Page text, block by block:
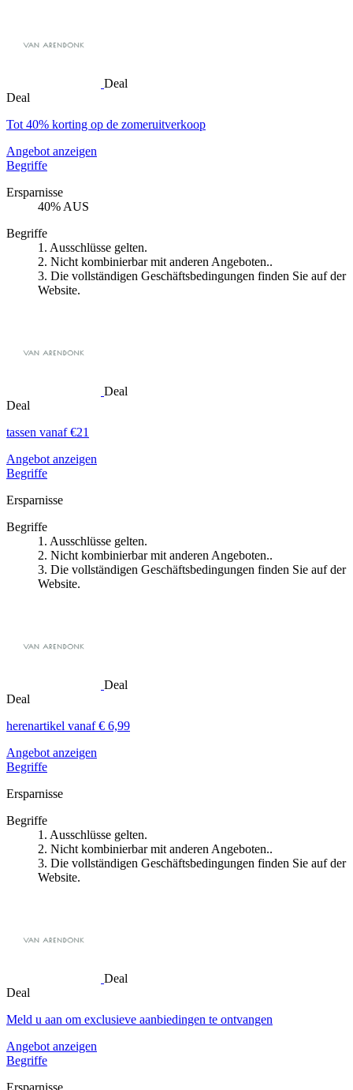
Deal
Deal
Tot 40% korting op de zomeruitverkoop
Angebot anzeigen
Begriffe
Ersparnisse
40% AUS
Begriffe
1. Ausschlüsse gelten.
2. Nicht kombinierbar mit anderen Angeboten..
3. Die vollständigen Geschäftsbedingungen finden Sie auf der
Website.
Deal
Deal
tassen vanaf €21
Angebot anzeigen
Begriffe
Ersparnisse
Begriffe
1. Ausschlüsse gelten.
2. Nicht kombinierbar mit anderen Angeboten..
3. Die vollständigen Geschäftsbedingungen finden Sie auf der
Website.
Deal
Deal
herenartikel vanaf € 6,99
Angebot anzeigen
Begriffe
Ersparnisse
Begriffe
1. Ausschlüsse gelten.
2. Nicht kombinierbar mit anderen Angeboten..
3. Die vollständigen Geschäftsbedingungen finden Sie auf der
Website.
Deal
Deal
Meld u aan om exclusieve aanbiedingen te ontvangen
Angebot anzeigen
Begriffe
Ersparnisse